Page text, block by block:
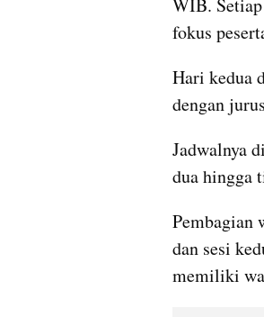
WIB.
fokus
Hari kedua
dengan
Jadwalnya
dua hingga
Pembagian
dan sesi
memiliki